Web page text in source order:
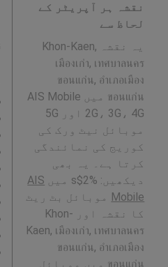
نقشہ ہر آپریٹر کے
لحاظ سے
یہ نقشہ Khon-Kaen,
เมืองเก่า, เทศบาลนคร
ขอนแก่น, อำเภอเมือง
ขอนแก่น میں AIS Mobile
2G، 3G، 4G اور 5G
موبائل نیٹ ورک کی
کوریج کی نمائندگی
کرتا ہے۔ یہ بھی
دیکھیں: %2$s میں
AIS
Mobile موبائل بٹ ریٹ
کا نقشہ اور Khon-
Kaen, เมืองเก่า, เทศบาลนคร
ขอนแก่น, อำเภอเมือง
ขอนแก่น میں موبائل